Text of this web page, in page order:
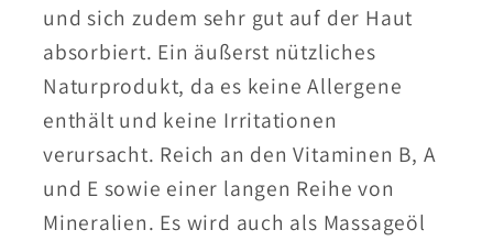
und sich zudem sehr gut auf der Haut
absorbiert. Ein äußerst nützliches
Naturprodukt, da es keine Allergene
enthält und keine Irritationen
verursacht. Reich an den Vitaminen B, A
und E sowie einer langen Reihe von
Mineralien. Es wird auch als Massageöl